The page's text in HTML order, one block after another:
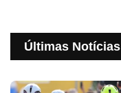
Últimas Notícias